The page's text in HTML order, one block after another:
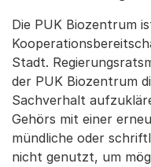
Die PUK Biozentrum
Stadt.
der PUK Biozentrum
Sachverhalt
Gehörs mit einer
mündliche oder
nicht genutzt, um